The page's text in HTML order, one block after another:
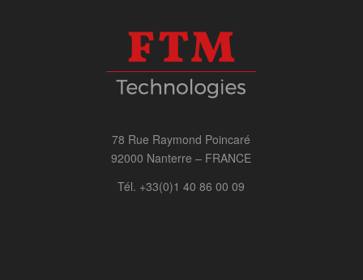
78 Rue Raymond Poincaré
92000 Nanterre – FRANCE
Tél. +33(0)1 40 86 00 09